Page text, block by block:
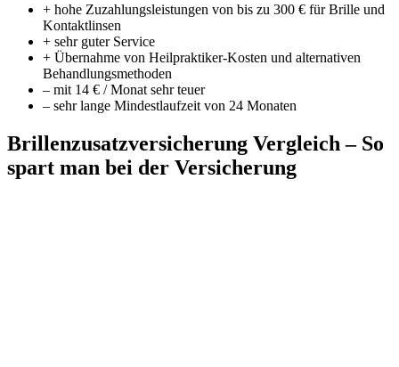
+ hohe Zuzahlungsleistungen von bis zu 300 € für Brille und
Kontaktlinsen
+ sehr guter Service
+ Übernahme von Heilpraktiker-Kosten und alternativen
Behandlungsmethoden
– mit 14 € / Monat sehr teuer
– sehr lange Mindestlaufzeit von 24 Monaten
Brillenzusatzversicherung Vergleich – So
spart man bei der Versicherung